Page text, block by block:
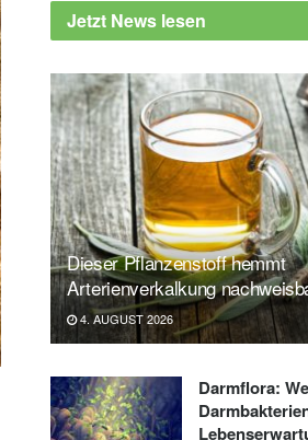
Jetzt News lesen
Dieser Pflanzenstoff hemmt
Arterienverkalkung
4. AUGUST 2026
Darmflora: